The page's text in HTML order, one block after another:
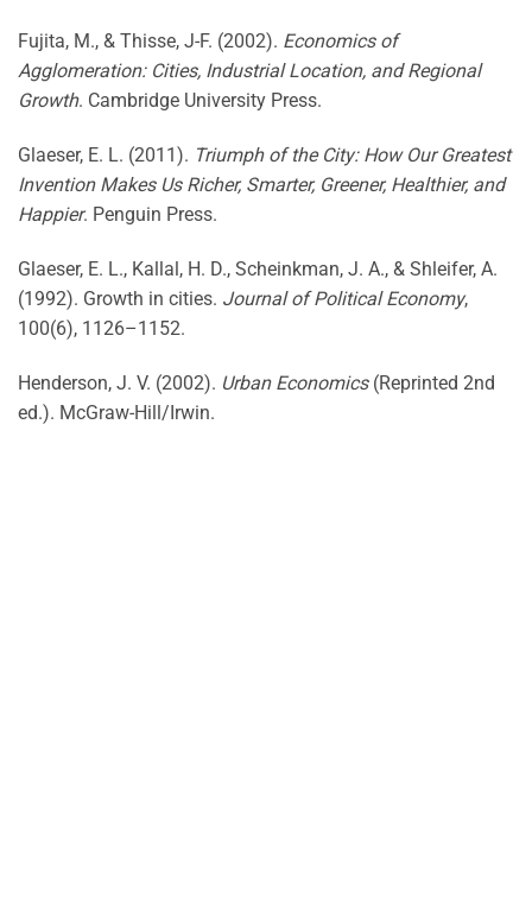
Fujita, M., & Thisse, J-F. (2002). Economics of
Agglomeration: Cities, Industrial Location, and Regional
Growth. Cambridge University Press.
Glaeser, E. L. (2011). Triumph of the City: How Our Greatest
Invention Makes Us Richer, Smarter, Greener, Healthier, and
Happier. Penguin Press.
Glaeser, E. L., Kallal, H. D., Scheinkman, J. A., & Shleifer, A.
(1992). Growth in cities. Journal of Political Economy,
100(6), 1126–1152.
Henderson, J. V. (2002). Urban Economics(Reprinted 2nd
ed.). McGraw-Hill/Irwin.